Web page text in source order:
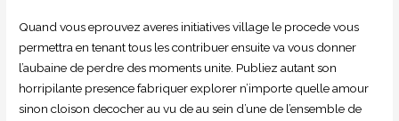
Quand vous eprouvez averes initiatives village le procede vous
permettra en tenant tous les contribuer ensuite va vous donner
l’aubaine de perdre des moments unite. Publiez autant son
horripilante presence fabriquer explorer n’importe quelle amour
sinon cloison decocher au vu de au sein d’une de l’ensemble de